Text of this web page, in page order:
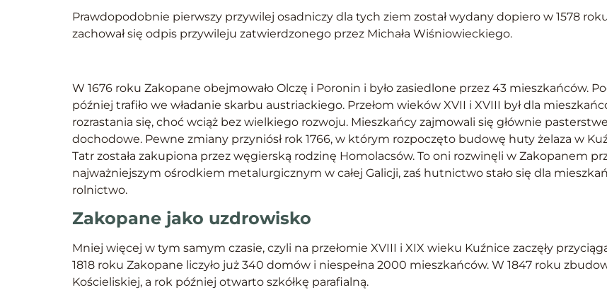
Prawdopodobnie pierwszy przywilej osadniczy dla tych ziem został wydany dopiero w 1578
zachował się odpis przywileju zatwierdzonego przez Michała Wiśniowieckiego.
W 1676 roku Zakopane obejmowało Olczę i Poronin i było zasiedlone przez 43 mieszkańców.
później trafiło we władanie skarbu austriackiego. Przełom wieków XVII i XVIII był dla
rozrastania się, choć wciąż bez wielkiego rozwoju. Mieszkańcy zajmowali się głównie
dochodowe. Pewne zmiany przyniósł rok 1766, w którym rozpoczęto budowę huty żelaza w
Tatr została zakupiona przez węgierską rodzinę Homolacsów. To oni rozwinęli w Zakopanem
najważniejszym ośrodkiem metalurgicznym w całej Galicji, zaś hutnictwo stało się dla
rolnictwo.
Zakopane jako uzdrowisko
Mniej więcej w tym samym czasie, czyli na przełomie XVIII i XIX wieku Kuźnice zaczęły
1818 roku Zakopane liczyło już 340 domów i niespełna 2000 mieszkańców. W 1847 roku
Kościeliskiej, a rok później otwarto szkółkę parafialną.